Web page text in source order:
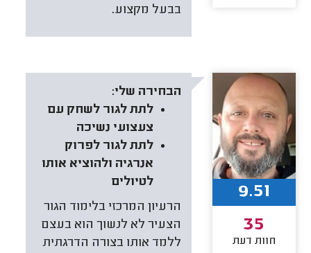
בבעל מקצוע.
הבחירה שלי:
לתת לגור לשחק עם
צעצועי נשיכה
לתת לגור לפרוק
אנרגיה ולהוציא אותו
לטיולים
הרעיון המרכזי בלימוד הגור
הצעיר לא לנשוך הוא בעצם
ללמד אותו בצורה הדרגתית
9.51
35
חוות דעת